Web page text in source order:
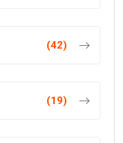
(42)
(19)